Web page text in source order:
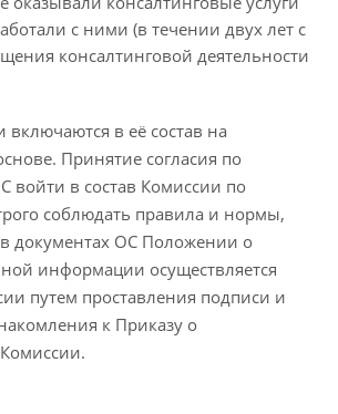
с ними (в течении двух лет с
консалтинговой деятельности
в её состав на
Принятие согласия по
войти в состав Комиссии по
соблюдать правила и нормы,
документах ОС Положении о
информации осуществляется
путем проставления подписи и
к Приказу о